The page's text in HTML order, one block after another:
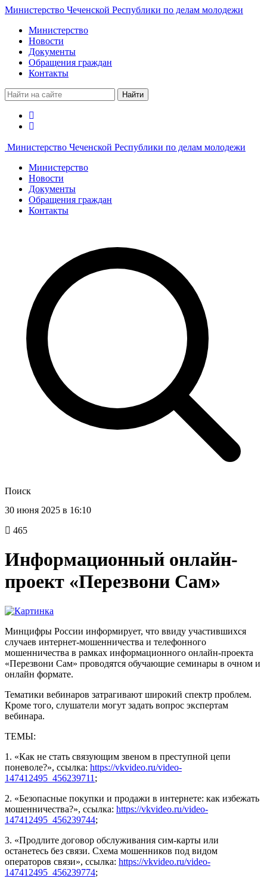
Министерство Чеченской Республики по делам молодежи
Министерство
Новости
Документы
Обращения граждан
Контакты
Найти
Министерство Чеченской Республики по делам молодежи
Министерство
Новости
Документы
Обращения граждан
Контакты
Поиск
30 июня 2025 в 16:10
465
Информационный онлайн-
проект «Перезвони Сам»
Минцифры России информирует, что ввиду участившихся
случаев интернет-мошенничества и телефонного
мошенничества в рамках информационного онлайн-проекта
«Перезвони Сам» проводятся обучающие семинары в очном и
онлайн формате.
Тематики вебинаров затрагивают широкий спектр проблем.
Кроме того, слушатели могут задать вопрос экспертам
вебинара.
ТЕМЫ:
1. «Как не стать связующим звеном в преступной цепи
поневоле?», ссылка: https://vkvideo.ru/video-
147412495_456239711 ;
2. «Безопасные покупки и продажи в интернете: как избежать
мошенничества?», ссылка: https://vkvideo.ru/video-
147412495_456239744;
3. «Продлите договор обслуживания сим-карты или
останетесь без связи. Схема мошенников под видом
операторов связи», ссылка: https://vkvideo.ru/video-
147412495_456239774;